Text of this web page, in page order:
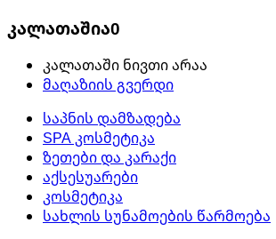
კალათაშია0
კალათაში ნივთი არაა
მაღაზიის გვერდი
საპნის დამზადება
SPA კოსმეტიკა
ზეთები და კარაქი
აქსესუარები
კოსმეტიკა
სახლის სუნამოების წარმოება